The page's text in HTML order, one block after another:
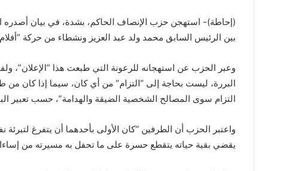
(إحاطة)- استهجن حزب الإنصاف الحاكم، بشدة، في بيان أصدره
بين الرئيس السابق محمد ولد عبد العزيز ونشطاء من حركة
وعبر الحزب عن استهجانه للرعونة التي طبعت هذا “الإعلان”،
البررة، ليست بحاجة إلى “التزام” من أي كان، سيما إذا كان من
التزام سوى المصالح الشخصية الضيقة والهدامة”، حسب تعبير
واعتبر الحزب أن الطرفين “كان الأولى بأحدهما أن يتفرغ
يقضي بقية حياته يتقطع حسرة على ما تحفل به مسيرته من